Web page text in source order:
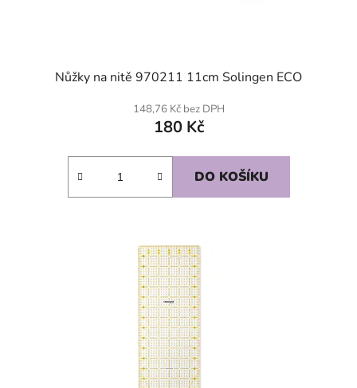
Nůžky na nitě 970211 11cm Solingen ECO
148,76 Kč bez DPH
180 Kč
DO KOŠÍKU